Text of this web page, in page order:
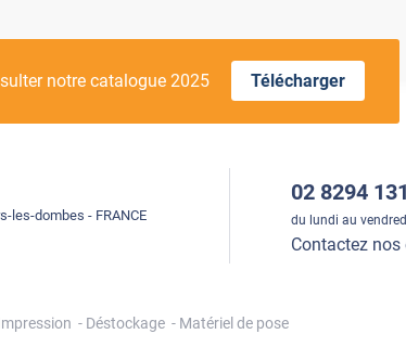
notre catalogue 2025 Télécharger
les-dombes - FRANCE
02 8294
du lundi au
Contactez
Déstockage Matériel de pose